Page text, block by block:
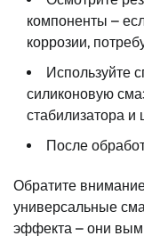
компоненты –
коррозии,
Используйте
силиконовую
стабилизатора
После
Обратите
универсальные
эффекта – они